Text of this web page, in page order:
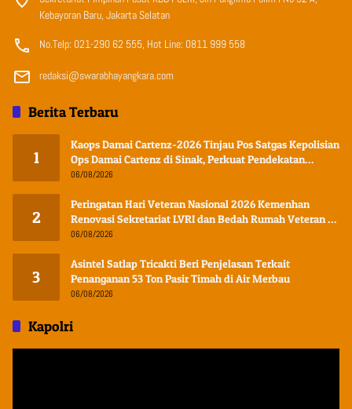
Kebayoran Baru, Jakarta Selatan
No.Telp: 021-290 62 555, Hot Line: 0811 999 558
redaksi@swarabhayangkara.com
Berita Terbaru
1
Kaops Damai Cartenz-2026 Tinjau Pos Satgas Kepolisian
Ops Damai Cartenz di Sinak, Perkuat Pendekatan
Humanis Bersama Masyarakat
06/08/2026
2
Peringatan Hari Veteran Nasional 2026 Kemenhan
Renovasi Sekretariat LVRI dan Bedah Rumah Veteran di
19 Provinsi
06/08/2026
3
Asintel Satlap Tricakti Beri Penjelasan Terkait
Penanganan 53 Ton Pasir Timah di Air Merbau
06/08/2026
Kapolri